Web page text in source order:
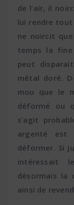
de l’air, il
lui rendre
ne noircit
temps la fine
peut
métal doré.
mou que le
déformé ou
s’agit
argenté
déformer. Si
intéressait
désormais la
ainsi de